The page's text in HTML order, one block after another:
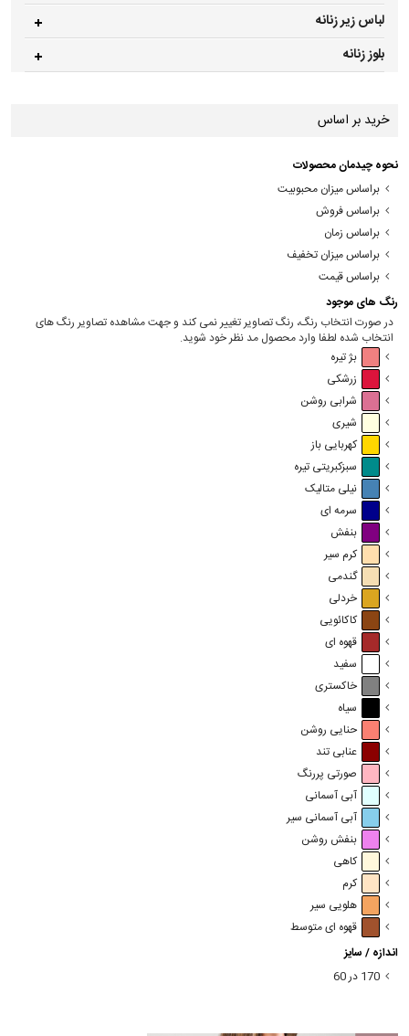
لباس زیر زنانه
بلوز زنانه
خرید بر اساس
نحوه چیدمان محصولات
براساس میزان محبوبیت
براساس فروش
براساس زمان
براساس میزان تخفیف
براساس قیمت
رنگ های موجود
در صورت انتخاب رنگ، رنگ تصاویر تغییر نمی کند و جهت مشاهده تصاویر رنگ های
انتخاب شده لطفا وارد محصول مد نظر خود شوید.
بژ تیره
زرشکی
شرابی روشن
شیری
کهربایی باز
سبزکبریتی تیره
نیلی متالیک
سرمه ای
بنفش
کرم سیر
گندمی
خردلی
کاکائویی
قهوه ای
سفید
خاکستری
سیاه
حنایی روشن
عنابی تند
صورتی پررنگ
آبی آسمانی
آبی آسمانی سیر
بنفش روشن
کاهی
کرم
هلویی سیر
قهوه ای متوسط
اندازه / سایز
170 در 60